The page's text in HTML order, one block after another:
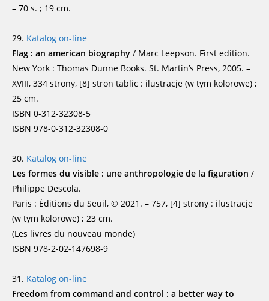
– 70 s. ; 19 cm.
29. Katalog on-line
Flag : an american biography / Marc Leepson. First edition.
New York : Thomas Dunne Books. St. Martin’s Press, 2005. –
XVIII, 334 strony, [8] stron tablic : ilustracje (w tym kolorowe) ;
25 cm.
ISBN 0-312-32308-5
ISBN 978-0-312-32308-0
30. Katalog on-line
Les formes du visible : une anthropologie de la figuration /
Philippe Descola.
Paris : Éditions du Seuil, © 2021. – 757, [4] strony : ilustracje
(w tym kolorowe) ; 23 cm.
(Les livres du nouveau monde)
ISBN 978-2-02-147698-9
31. Katalog on-line
Freedom from command and control : a better way to